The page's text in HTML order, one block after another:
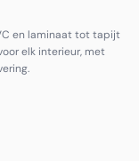
en laminaat tot tapijt
elk interieur, met